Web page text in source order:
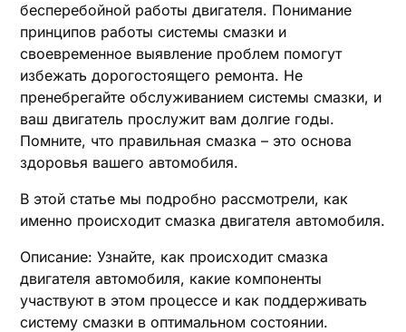
бесперебойной работы двигателя. Понимание
принципов работы системы смазки и
своевременное выявление проблем помогут
избежать дорогостоящего ремонта. Не
пренебрегайте обслуживанием системы смазки, и
ваш двигатель прослужит вам долгие годы.
Помните, что правильная смазка – это основа
здоровья вашего автомобиля.
В этой статье мы подробно рассмотрели, как
именно происходит смазка двигателя автомобиля.
Описание: Узнайте, как происходит смазка
двигателя автомобиля, какие компоненты
участвуют в этом процессе и как поддерживать
систему смазки в оптимальном состоянии.